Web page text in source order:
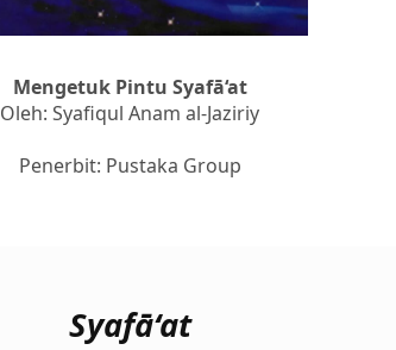
Mengetuk Pintu Syafā‘at
Oleh: Syafiqul Anam al-Jaziriy
Penerbit: Pustaka Group
Syafā‘at